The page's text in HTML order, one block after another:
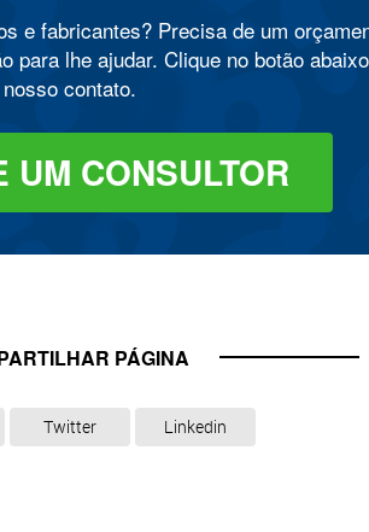
e fabricantes? Precisa de um
para lhe ajudar. Clique no botão
nosso contato.
UM CONSULTOR
PÁGINA
Twitter Linkedin